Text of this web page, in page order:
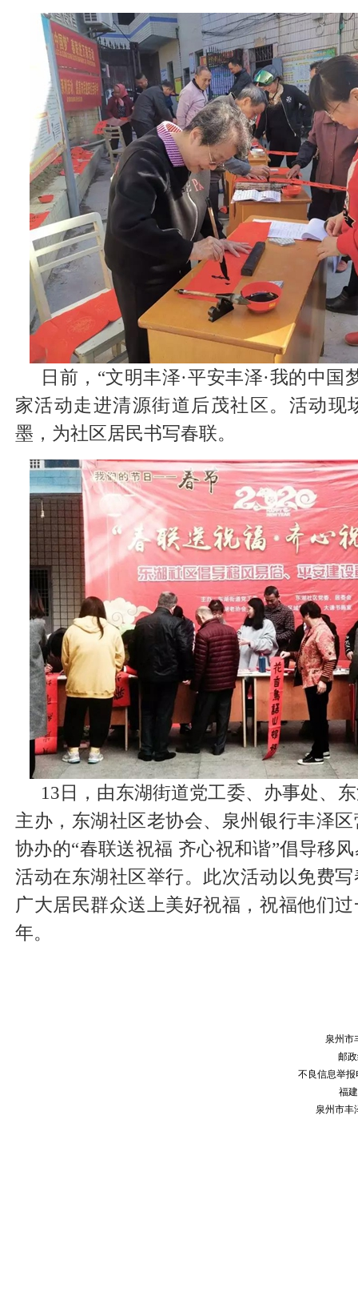
日前，“文明丰泽·平安丰泽·我的中国
家活动走进清源街道后茂社区。活动现
墨，为社区居民书写春联。
13日，由东湖街道党工委、办事处、
主办，东湖社区老协会、泉州银行丰泽
协办的“春联送祝福 齐心祝和谐”倡导移
活动在东湖社区举行。此次活动以免费
广大居民群众送上美好祝福，祝福他们
年。
泉州市
邮
不良信息举报
福
泉州市丰